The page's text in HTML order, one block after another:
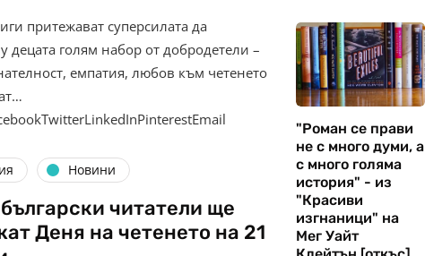
притежават суперсилата да
децата голям набор от добродетели –
емпатия, любов към четенето
Новини
читатели ще
Деня на четенето на 21
"Роман се прави
не с много думи, а
с много голяма
история" - из
"Красиви
изгнаници" на
Мег Уайт